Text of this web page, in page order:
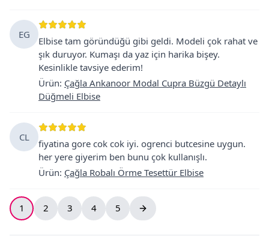
EG
Elbise tam göründüğü gibi geldi. Modeli çok rahat ve
şık duruyor. Kumaşı da yaz için harika bişey.
Kesinlikle tavsiye ederim!
Ürün: Çağla Ankanoor Modal Cupra Büzgü Detaylı
Düğmeli Elbise
CL
fiyatina gore cok cok iyi. ogrenci butcesine uygun.
her yere giyerim ben bunu çok kullanışlı.
Ürün: Çağla Robalı Örme Tesettür Elbise
1 2 3 4 5